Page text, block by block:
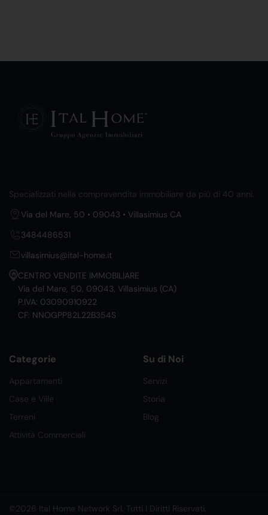
Specializzati nella compravendita immobiliare da più di 40 anni.
Via del Mare, 50 • 09043 • Villasimius CA
3484486531
villasimius@ital-home.it
CENTRO VENDITE IMMOBILIARE
Via del Mare, 50, 09043, Villasimius (CA)
P.IVA: 03090910922
CF: NNOGPP82L22B354S
Categorie
Appartamenti
Case e Ville
Terreni
Attività Commerciali
Su di Noi
Servizi
Storia
Blog
©2026 Ital Home Network Srl. Tutti i Diritti Riservati.